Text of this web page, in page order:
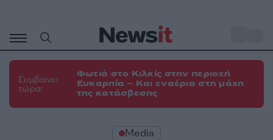
περιεχόμενο
Συμβαίνει
τώρα:
Φωτιά στο Κιλκίς στην περιοχή
Ευκαρπία – Και εναέρια στη μάχη
της κατάσβεσης
Media